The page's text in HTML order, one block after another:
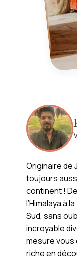
Originaire de
toujours
continent !
l’Himalaya à
Sud, sans
incroyable
mesure vous
riche en